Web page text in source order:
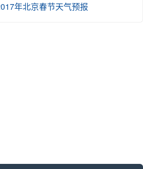
年北京春节天气预报